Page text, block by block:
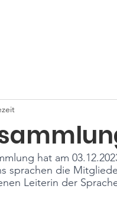
hat am
sprachen die
Leiterin der